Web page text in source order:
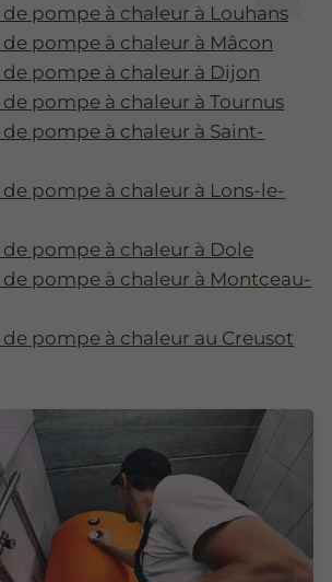
pompe à chaleur à Louhans
pompe à chaleur à Mâcon
pompe à chaleur à Dijon
pompe à chaleur à Tournus
pompe à chaleur à Saint-
pompe à chaleur à Lons-le-
pompe à chaleur à Dole
pompe à chaleur à Montceau-
pompe à chaleur au Creusot